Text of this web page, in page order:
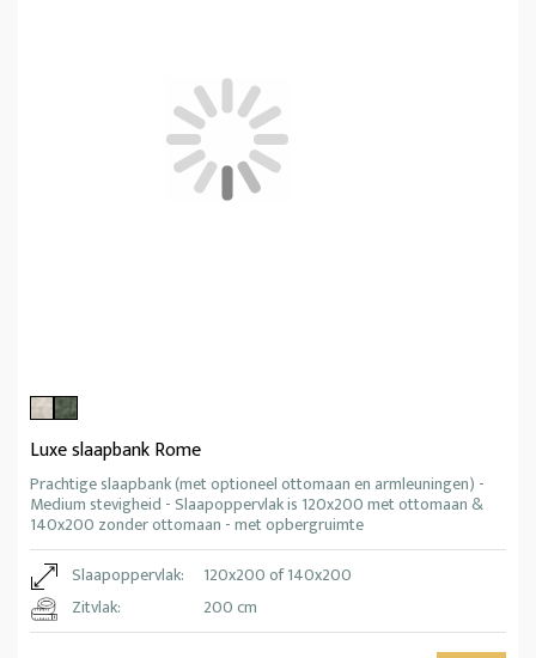
Luxe slaapbank Rome
Prachtige slaapbank (met optioneel ottomaan en armleuningen) -
Medium stevigheid - Slaapoppervlak is 120x200 met ottomaan &
140x200 zonder ottomaan - met opbergruimte
Slaapoppervlak:
120x200 of 140x200
Zitvlak:
200 cm